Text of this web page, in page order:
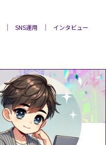
SNS運用 インタビュー